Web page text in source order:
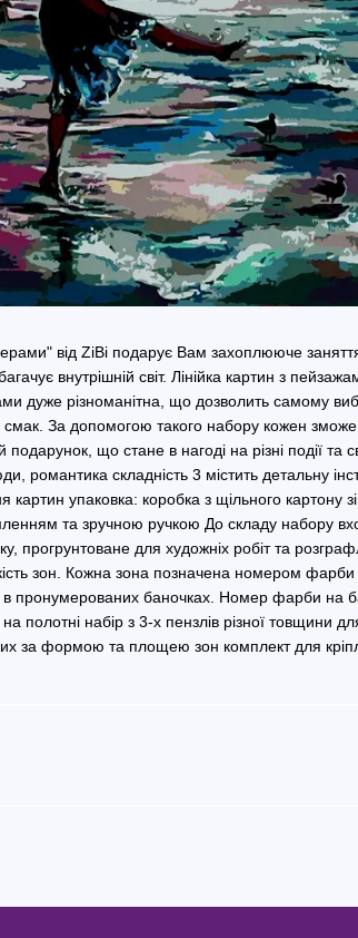
від ZiBi подарує Вам захоплююче
внутрішній світ. Лінійка картин з
дуже різноманітна, що дозволить самому
смак. За допомогою такого набору кожен зможе
що стане в нагоді на різні події та
романтика складність 3 містить детальну
картин упаковка: коробка з щільного картону
та зручною ручкою До складу набору
прогрунтоване для художніх робіт та
зон. Кожна зона позначена номером
пронумерованих баночках. Номер фарби на
полотні набір з 3-х пензлів різної товщини
за формою та площею зон комплект для